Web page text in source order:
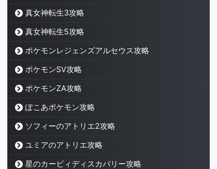
真女神転生3攻略
真女神転生5攻略
ポケモンレジェンズアルセウス攻略
ポケモンSV攻略
ポケモンZA攻略
ぽこあポケモン攻略
ソフィーのアトリエ2攻略
ユミアのアトリエ攻略
星のカービィディスカバリー攻略